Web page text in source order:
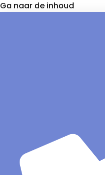
Ga naar de inhoud